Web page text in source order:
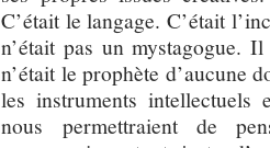
C’était le langage. C’était
n’était pas un mystagogue.
n’était le prophète d’aucune
les instruments
nous permettraient de